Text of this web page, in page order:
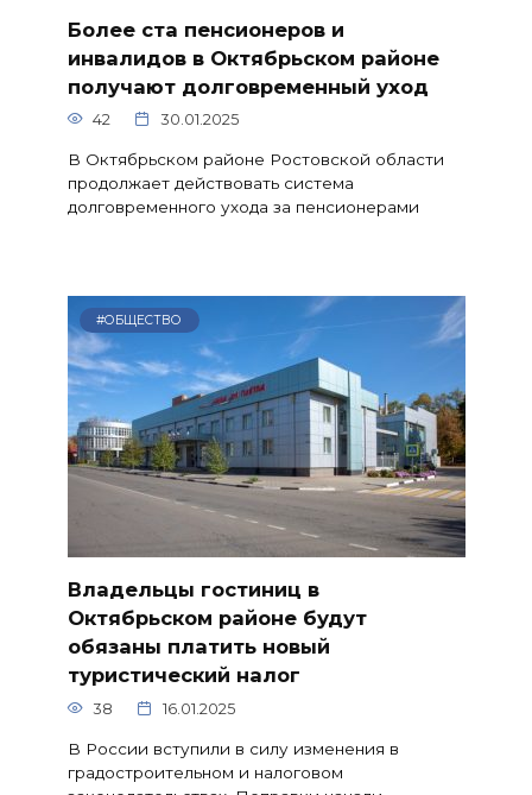
Более ста пенсионеров и
инвалидов в Октябрьском районе
получают долговременный уход
42 30.01.2025
В Октябрьском районе Ростовской области
продолжает действовать система
долговременного ухода за пенсионерами
#ОБЩЕСТВО
Владельцы гостиниц в
Октябрьском районе будут
обязаны платить новый
туристический налог
38 16.01.2025
В России вступили в силу изменения в
градостроительном и налоговом